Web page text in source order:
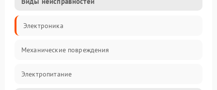
Электроника
Механические повреждения
Электропитание